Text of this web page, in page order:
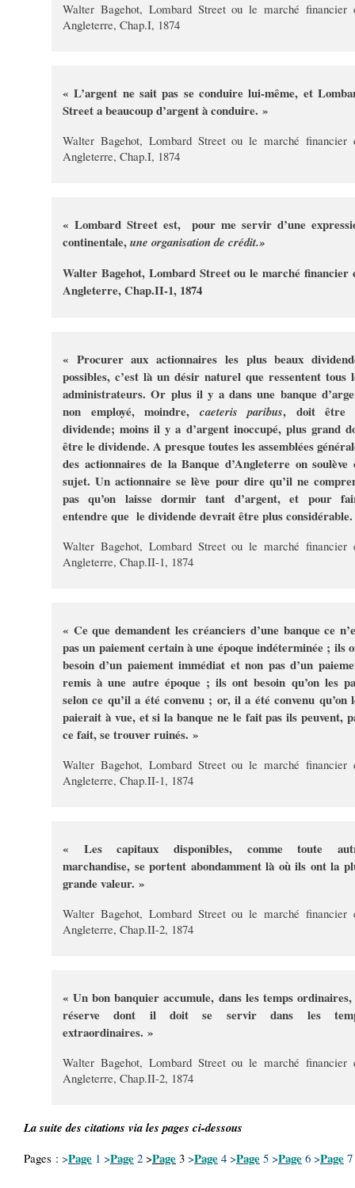
Walter Bagehot, Lombard Street ou le marché financier
Angleterre, Chap.I, 1874
« L’argent ne sait pas se conduire lui-même, et
Street a beaucoup d’argent à conduire. »
Walter Bagehot, Lombard Street ou le marché financier
Angleterre, Chap.I, 1874
« Lombard Street est, pour me servir d’une
continentale,une organisation de crédit.»
Walter Bagehot, Lombard Street ou le marché financier
Angleterre, Chap.II-1, 1874
« Procurer aux actionnaires les plus beaux
possibles, c’est là un désir naturel que ressentent tous
administrateurs. Or plus il y a dans une banque
non employé, moindre, caeteris paribus, doit être
dividende; moins il y a d’argent inoccupé, plus grand
être le dividende. A presque toutes les assemblées
des actionnaires de la Banque d’Angleterre on soulève
sujet. Un actionnaire se lève pour dire qu’il ne
pas qu’on laisse dormir tant d’argent, et pour
entendre que le dividende devrait être plus
Walter Bagehot, Lombard Street ou le marché financier
Angleterre, Chap.II-1, 1874
« Ce que demandent les créanciers d’une banque ce
pas un paiement certain à une époque indéterminée ; ils
besoin d’un paiement immédiat et non pas d’un
remis à une autre époque ; ils ont besoin qu’on les
selon ce qu’il a été convenu ; or, il a été convenu qu’on
paierait à vue, et si la banque ne le fait pas ils peuvent,
ce fait, se trouver ruinés. »
Walter Bagehot, Lombard Street ou le marché financier
Angleterre, Chap.II-1, 1874
« Les capitaux disponibles, comme toute
marchandise, se portent abondamment là où ils ont la
grande valeur. »
Walter Bagehot, Lombard Street ou le marché financier
Angleterre, Chap.II-2, 1874
« Un bon banquier accumule, dans les temps
réserve dont il doit se servir dans les
extraordinaires. »
Walter Bagehot, Lombard Street ou le marché financier
Angleterre, Chap.II-2, 1874
La suite des citations via les pages ci-dessous
Pages : >Page 1 >Page 2 >Page 3 >Page 4 >Page 5 >Page 6 >Page 7